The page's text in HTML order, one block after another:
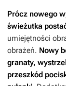
Prócz nowego
świeżutka
umiejętności
obrażeń. Nowy
granaty,
przeszkód